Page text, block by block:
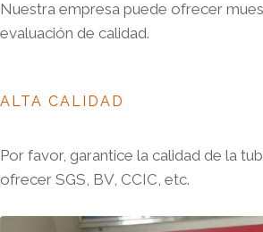
Nuestra empresa puede ofrecer
evaluación de calidad.
ALTA CALIDAD
Por favor, garantice la calidad de la
ofrecer SGS, BV, CCIC, etc.